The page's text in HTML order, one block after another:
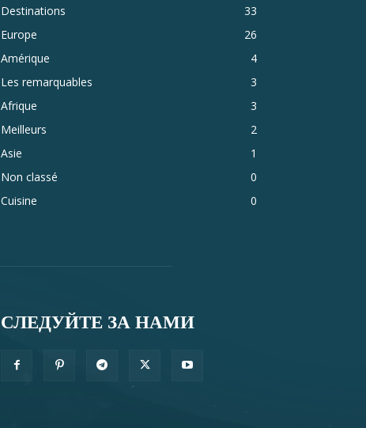
Destinations
33
Europe
26
Amérique
4
Les remarquables
3
Afrique
3
Meilleurs
2
Asie
1
Non classé
0
Cuisine
0
СЛЕДУЙТЕ ЗА НАМИ